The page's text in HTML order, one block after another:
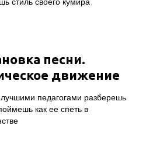
песни.
движение
педагогами разберешь
как ее спеть в